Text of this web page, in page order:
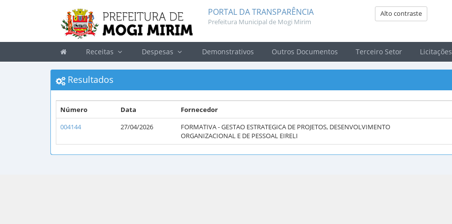
PORTAL DA TRANSPARÊNCIA
Prefeitura Municipal de Mogi Mirim
Alto contraste
Receitas Despesas Demonstrativos Outros Documentos Terceiro Setor Licitações
Resultados
Número Data Fornecedor
004144
27/04/2026
FORMATIVA - GESTAO ESTRATEGICA DE PROJETOS, DESENVOLVIMENTO
ORGANIZACIONAL E DE PESSOAL EIRELI